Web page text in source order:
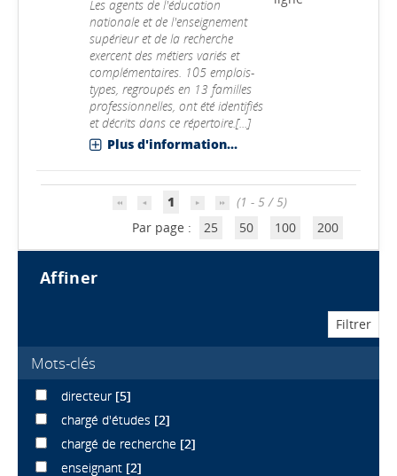
Les agents de l'éducation
nationale et de l'enseignement
supérieur et de la recherche
exercent des métiers variés et
complémentaires. 105 emplois-
types, regroupés en 13 familles
professionnelles, ont été identifiés
et décrits dans ce répertoire.[...]
Plus d'information...
1
(1 - 5 / 5)
Par page :
25 50 100 200
affiner
Mots-clés
directeur [5]
chargé d'études [2]
chargé de recherche [2]
enseignant [2]